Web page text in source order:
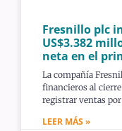
Fresnillo plc
US$3.382
neta en el
La compañía
financieros al
registrar ventas por
LEER MÁS »